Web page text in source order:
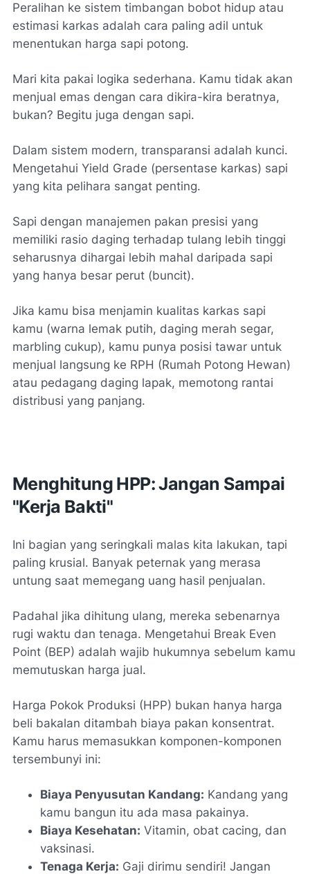
Peralihan ke sistem timbangan bobot hidup atau
estimasi karkas adalah cara paling adil untuk
menentukan harga sapi potong.
Mari kita pakai logika sederhana. Kamu tidak akan
menjual emas dengan cara dikira-kira beratnya,
bukan? Begitu juga dengan sapi.
Dalam sistem modern, transparansi adalah kunci.
Mengetahui Yield Grade (persentase karkas) sapi
yang kita pelihara sangat penting.
Sapi dengan manajemen pakan presisi yang
memiliki rasio daging terhadap tulang lebih tinggi
seharusnya dihargai lebih mahal daripada sapi
yang hanya besar perut (buncit).
Jika kamu bisa menjamin kualitas karkas sapi
kamu (warna lemak putih, daging merah segar,
marbling cukup), kamu punya posisi tawar untuk
menjual langsung ke RPH (Rumah Potong Hewan)
atau pedagang daging lapak, memotong rantai
distribusi yang panjang.
Menghitung HPP: Jangan Sampai
"Kerja Bakti"
Ini bagian yang seringkali malas kita lakukan, tapi
paling krusial. Banyak peternak yang merasa
untung saat memegang uang hasil penjualan.
Padahal jika dihitung ulang, mereka sebenarnya
rugi waktu dan tenaga. Mengetahui Break Even
Point (BEP) adalah wajib hukumnya sebelum kamu
memutuskan harga jual.
Harga Pokok Produksi (HPP) bukan hanya harga
beli bakalan ditambah biaya pakan konsentrat.
Kamu harus memasukkan komponen-komponen
tersembunyi ini:
Biaya Penyusutan Kandang: Kandang yang
kamu bangun itu ada masa pakainya.
Biaya Kesehatan: Vitamin, obat cacing, dan
vaksinasi.
Tenaga Kerja: Gaji dirimu sendiri! Jangan